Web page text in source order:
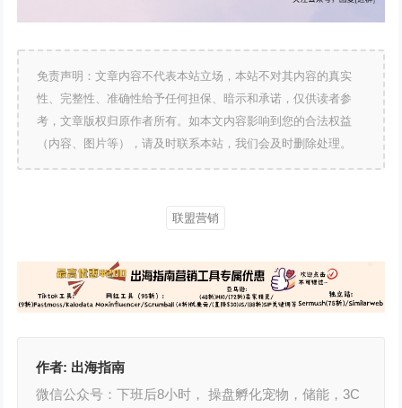
免责声明：文章内容不代表本站立场，本站不对其内容的真实
性、完整性、准确性给予任何担保、暗示和承诺，仅供读者参
考，文章版权归原作者所有。如本文内容影响到您的合法权益
（内容、图片等），请及时联系本站，我们会及时删除处理。
联盟营销
作者: 出海指南
微信公众号：下班后8小时， 操盘孵化宠物，储能，3C